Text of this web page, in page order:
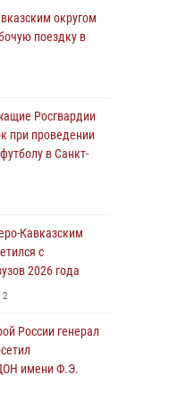
семинар по
10 1
Героя России
2
округа
товарищей,
5
прошли
армии
округом
поездку в
Росгвардии
при проведении
в Санкт-
Кавказским
с
2026 года
2
России генерал
имени Ф.Э.